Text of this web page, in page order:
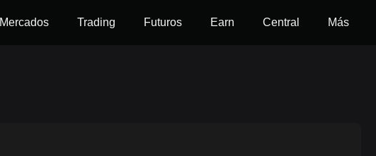
Mercados Trading Futuros Earn Central Más